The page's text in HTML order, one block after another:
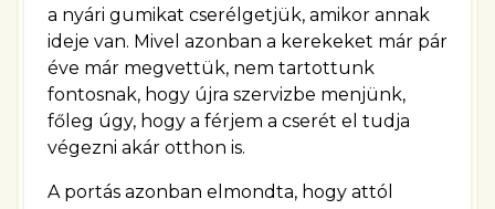
a nyári gumikat cserélgetjük, amikor annak
ideje van. Mivel azonban a kerekeket már pár
éve már megvettük, nem tartottunk
fontosnak, hogy újra szervizbe menjünk,
főleg úgy, hogy a férjem a cserét el tudja
végezni akár otthon is.
A portás azonban elmondta, hogy attól